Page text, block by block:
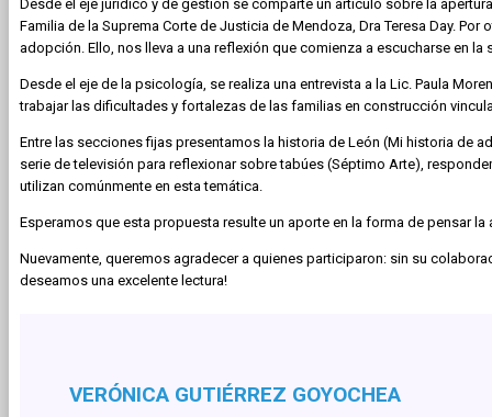
Desde el eje jurídico y de gestión se comparte un artículo sobre la
Familia de la Suprema Corte de Justicia de Mendoza, Dra Teresa Day.
adopción. Ello, nos lleva a una reflexión que comienza a escucharse en
Desde el eje de la psicología, se realiza una entrevista a la Lic. Paula
trabajar las dificultades y fortalezas de las familias en construcción
Entre las secciones fijas presentamos la historia de León (Mi historia de
serie de televisión para reflexionar sobre tabúes (Séptimo Arte),
utilizan comúnmente en esta temática.
Esperamos que esta propuesta resulte un aporte en la forma de pensar la
Nuevamente, queremos agradecer a quienes participaron: sin su
deseamos una excelente lectura!
VERÓNICA GUTIÉRREZ GOYOCHEA